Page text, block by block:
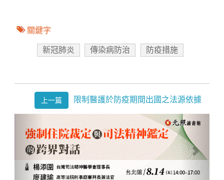
關鍵字
新冠肺炎 傳染病防治 防疫措施
上一篇 限制醫護於防疫期間出國之法源依據
Next